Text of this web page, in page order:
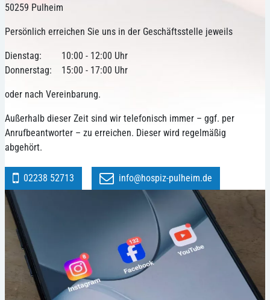
50259 Pulheim
Persönlich erreichen Sie uns in der Geschäftsstelle jeweils
Dienstag:
10:00 - 12:00 Uhr
Donnerstag:
15:00 - 17:00 Uhr
oder nach Vereinbarung.
Außerhalb dieser Zeit sind wir telefonisch immer – ggf. per
Anrufbeantworter – zu erreichen. Dieser wird regelmäßig
abgehört.
02238 52713 info@hospiz-pulheim.de